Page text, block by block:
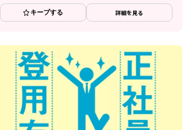
キープする 詳細を見る